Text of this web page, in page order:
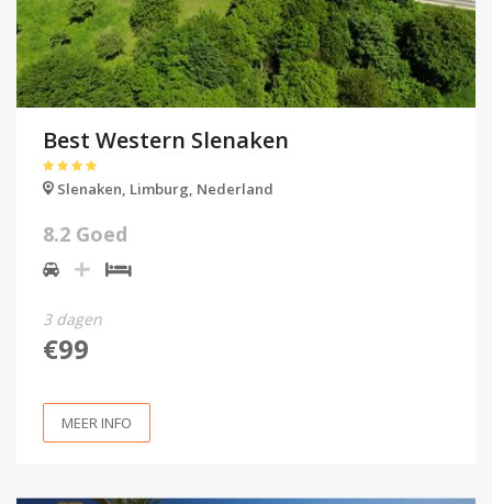
Best Western Slenaken
Slenaken, Limburg, Nederland
8.2 Goed
3 dagen
€99
MEER INFO